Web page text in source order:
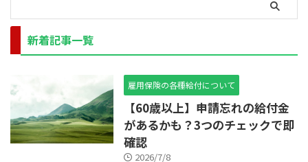
新着記事一覧
雇用保険の各種給付について
【60歳以上】申請忘れの給付金
があるかも？3つのチェックで即
確認
2026/7/8